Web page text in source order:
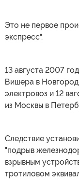
Это не первое
экспресс".
13 августа 2007
Вишера в
электровоз и 12
из Москвы в
Следствие
"подрыв
взрывным
тротиловом